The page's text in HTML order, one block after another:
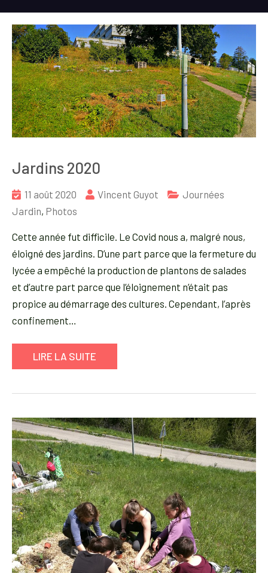
Jardins 2020
11 août 2020 Vincent Guyot
Journées
Jardin, Photos
Cette année fut difficile. Le Covid nous a, malgré nous,
éloigné des jardins. D’une part parce que la fermeture du
lycée a empêché la production de plantons de salades
et d’autre part parce que l’éloignement n’était pas
propice au démarrage des cultures. Cependant, l’après
confinement…
LIRE LA SUITE